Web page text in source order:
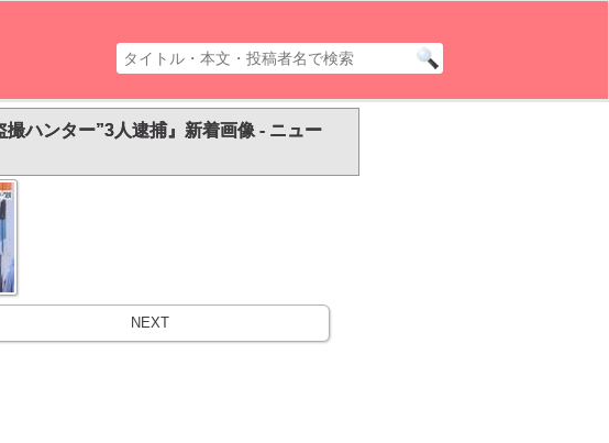
ハンター”3人逮捕』新着画像 - ニュー
NEXT